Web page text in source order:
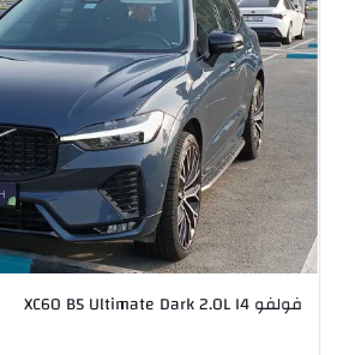
فولفو XC60 B5 Ultimate Dark 2.0L I4